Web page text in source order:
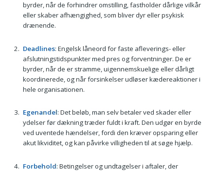
byrder, når de forhindrer omstilling, fastholder dårlige vilkår
eller skaber afhængighed, som bliver dyr eller psykisk
drænende.
Deadlines: Engelsk låneord for faste afleverings- eller
afslutningstidspunkter med pres og forventninger. De er
byrder, når de er stramme, uigennemskuelige eller dårligt
koordinerede, og når forsinkelser udløser kædereaktioner i
hele organisationen.
Egenandel: Det beløb, man selv betaler ved skader eller
ydelser før dækning træder fuldt i kraft. Den udgør en byrde
ved uventede hændelser, fordi den kræver opsparing eller
akut likviditet, og kan påvirke villigheden til at søge hjælp.
Forbehold: Betingelser og undtagelser i aftaler, der